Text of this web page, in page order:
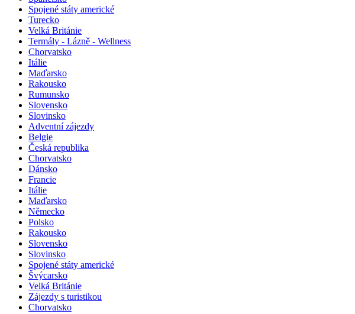
Spojené státy americké
Turecko
Velká Británie
Termály - Lázně - Wellness
Chorvatsko
Itálie
Maďarsko
Rakousko
Rumunsko
Slovensko
Slovinsko
Adventní zájezdy
Belgie
Česká republika
Chorvatsko
Dánsko
Francie
Itálie
Maďarsko
Německo
Polsko
Rakousko
Slovensko
Slovinsko
Spojené státy americké
Švýcarsko
Velká Británie
Zájezdy s turistikou
Chorvatsko